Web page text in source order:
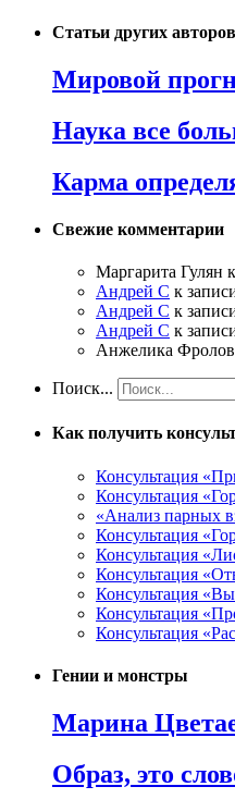
Статьи других
Мировой
Наука все
Карма
Свежие комментарии
Маргарита Гулян
Андрей С к
Андрей С к
Андрей С к
Анжелика
Поиск...
Как получить
Консультация
Консультация
«Анализ парных
Консультация
Консультация
Консультация
Консультация
Консультация
Консультация
Гении и монстры
Марина
Образ, это